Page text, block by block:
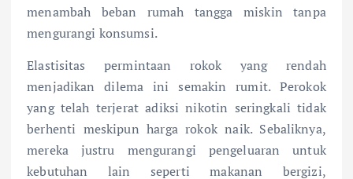
menambah beban rumah tangga miskin tanpa
mengurangi konsumsi.
Elastisitas permintaan rokok yang rendah
menjadikan dilema ini semakin rumit. Perokok
yang telah terjerat adiksi nikotin seringkali tidak
berhenti meskipun harga rokok naik. Sebaliknya,
mereka justru mengurangi pengeluaran untuk
kebutuhan lain seperti makanan bergizi,